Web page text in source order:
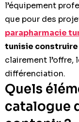
l’équipement
que pour des
parapharmacie
tunisie
clairement l’offre,
différenciation.
Quels
catalogue